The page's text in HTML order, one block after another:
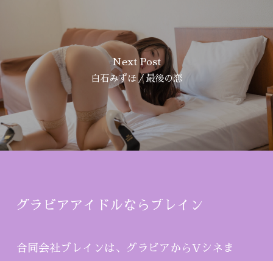
Next Post
白石みずほ／最後の恋
グラビアアイドルならブレイン
合同会社ブレインは、グラビアからVシネま